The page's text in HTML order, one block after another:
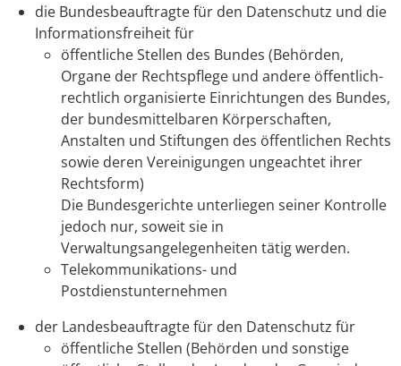
die Bundesbeauftragte für den Datenschutz und die
Informationsfreiheit für
öffentliche Stellen des Bundes (Behörden,
Organe der Rechtspflege und andere öffentlich-
rechtlich organisierte Einrichtungen des Bundes,
der bundesmittelbaren Körperschaften,
Anstalten und Stiftungen des öffentlichen Rechts
sowie deren Vereinigungen ungeachtet ihrer
Rechtsform)
Die Bundesgerichte unterliegen seiner Kontrolle
jedoch nur, soweit sie in
Verwaltungsangelegenheiten tätig werden.
Telekommunikations- und
Postdienstunternehmen
der Landesbeauftragte für den Datenschutz für
öffentliche Stellen (Behörden und sonstige